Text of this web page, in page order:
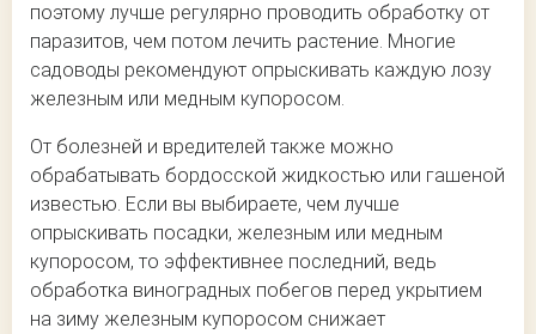
поэтому лучше регулярно проводить обработку от
паразитов, чем потом лечить растение. Многие
садоводы рекомендуют опрыскивать каждую лозу
железным или медным купоросом.
От болезней и вредителей также можно
обрабатывать бордосской жидкостью или гашеной
известью. Если вы выбираете, чем лучше
опрыскивать посадки, железным или медным
купоросом, то эффективнее последний, ведь
обработка виноградных побегов перед укрытием
на зиму железным купоросом снижает